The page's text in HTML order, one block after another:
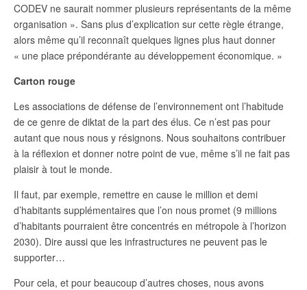
CODEV ne saurait nommer plusieurs représentants de la même
organisation ». Sans plus d’explication sur cette règle étrange,
alors même qu’il reconnaît quelques lignes plus haut donner
« une place prépondérante au développement économique. »
Carton rouge
Les associations de défense de l’environnement ont l’habitude
de ce genre de diktat de la part des élus. Ce n’est pas pour
autant que nous nous y résignons. Nous souhaitons contribuer
à la réflexion et donner notre point de vue, même s’il ne fait pas
plaisir à tout le monde.
Il faut, par exemple, remettre en cause le million et demi
d’habitants supplémentaires que l’on nous promet (9 millions
d’habitants pourraient être concentrés en métropole à l’horizon
2030). Dire aussi que les infrastructures ne peuvent pas le
supporter…
Pour cela, et pour beaucoup d’autres choses, nous avons